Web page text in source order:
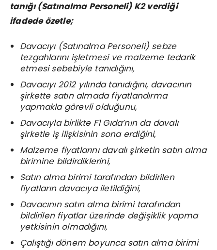
tanığı (Satınalma Personeli) K2 verdiği
ifadede özetle;
Davacıyı (Satınalma Personeli) sebze
tezgahlarını işletmesi ve malzeme tedarik
etmesi sebebiyle tanıdığını,
Davacıyı 2012 yılında tanıdığını, davacının
şirkette satın almada fiyatlandırma
yapmakla görevli olduğunu,
Davacıyla birlikte F1 Gıda’nın da davalı
şirketle iş ilişkisinin sona erdiğini,
Malzeme fiyatlarını davalı şirketin satın alma
birimine bildirdiklerini,
Satın alma birimi tarafından bildirilen
fiyatların davacıya iletildiğini,
Davacının satın alma birimi tarafından
bildirilen fiyatlar üzerinde değişiklik yapma
yetkisinin olmadığını,
Çalıştığı dönem boyunca satın alma birimi